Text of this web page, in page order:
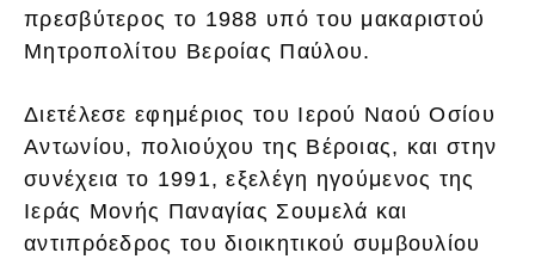
πρεσβύτερος το 1988 υπό του μακαριστού
Μητροπολίτου Βεροίας Παύλου.
Διετέλεσε εφημέριος του Ιερού Ναού Οσίου
Αντωνίου, πολιούχου της Βέροιας, και στην
συνέχεια το 1991, εξελέγη ηγούμενος της
Ιεράς Μονής Παναγίας Σουμελά και
αντιπρόεδρος του διοικητικού συμβουλίου